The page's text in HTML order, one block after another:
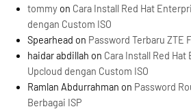
tommy on Cara Install Red Hat
dengan Custom ISO
Spearhead on Password Terbaru ZTE
haidar abdillah on Cara Install Red
Upcloud dengan Custom ISO
Ramlan Abdurrahman on Password
Berbagai ISP